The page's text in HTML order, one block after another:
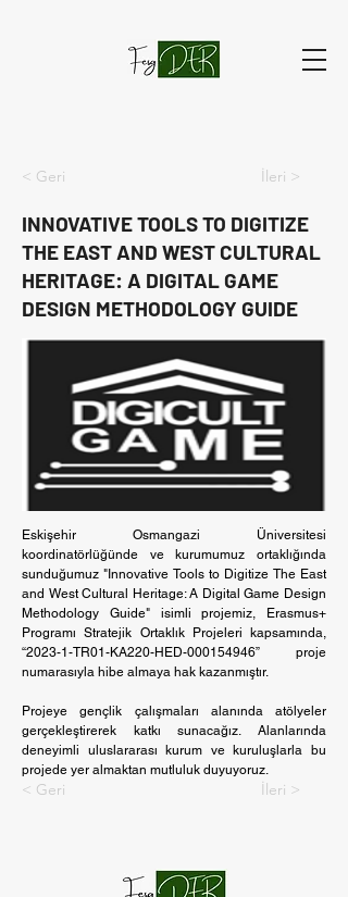
< Geri İleri >
INNOVATIVE TOOLS TO DIGITIZE
THE EAST AND WEST CULTURAL
HERITAGE: A DIGITAL GAME
DESIGN METHODOLOGY GUIDE
Eskişehir Osmangazi Üniversitesi
koordinatörlüğünde ve kurumumuz ortaklığında
sunduğumuz "Innovative Tools to Digitize The East
and West Cultural Heritage: A Digital Game Design
Methodology Guide" isimli projemiz, Erasmus+
Programı Stratejik Ortaklık Projeleri kapsamında,
“2023-1-TR01-KA220-HED-000154946” proje
numarasıyla hibe almaya hak kazanmıştır.
Projeye gençlik çalışmaları alanında atölyeler
gerçekleştirerek katkı sunacağız. Alanlarında
deneyimli uluslararası kurum ve kuruluşlarla bu
projede yer almaktan mutluluk duyuyoruz.
< Geri İleri >